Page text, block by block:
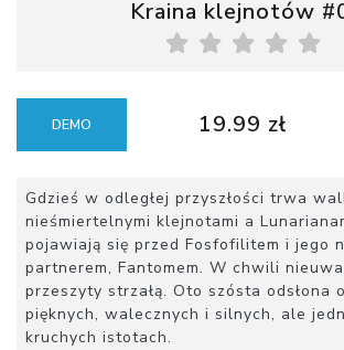
Kraina klejnotów
DEMO 19.99 zł
Gdzieś w odległej przyszłości trwa
nieśmiertelnymi klejnotami a
pojawiają się przed Fosfofilitem i jego
partnerem, Fantomem. W chwili
przeszyty strzałą. Oto szósta odsłona
pięknych, walecznych i silnych, ale
kruchych istotach.